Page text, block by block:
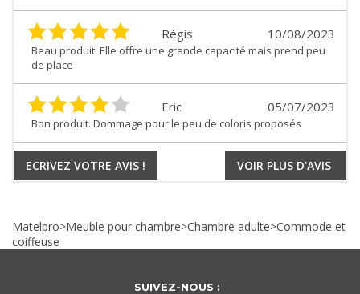
10/08/2023
Régis
Beau produit. Elle offre une grande capacité mais prend peu
de place
05/07/2023
Eric
Bon produit. Dommage pour le peu de coloris proposés
ECRIVEZ VOTRE AVIS ! VOIR PLUS D'AVIS
Matelpro>Meuble pour chambre>Chambre adulte>Commode et
coiffeuse
SUIVEZ-NOUS :